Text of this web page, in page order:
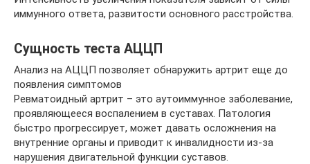
иммунного ответа, развитости основного расстройства.
Сущность теста АЦЦП
Анализ на АЦЦП позволяет обнаружить артрит еще до
появления симптомов
Ревматоидный артрит – это аутоиммунное заболевание,
проявляющееся воспалением в суставах. Патология
быстро прогрессирует, может давать осложнения на
внутренние органы и приводит к инвалидности из-за
нарушения двигательной функции суставов.